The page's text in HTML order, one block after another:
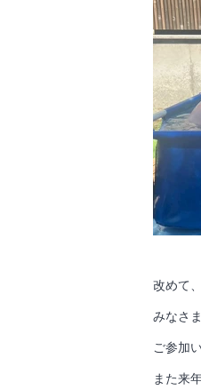
改めて
みなさ
ご参加
また来